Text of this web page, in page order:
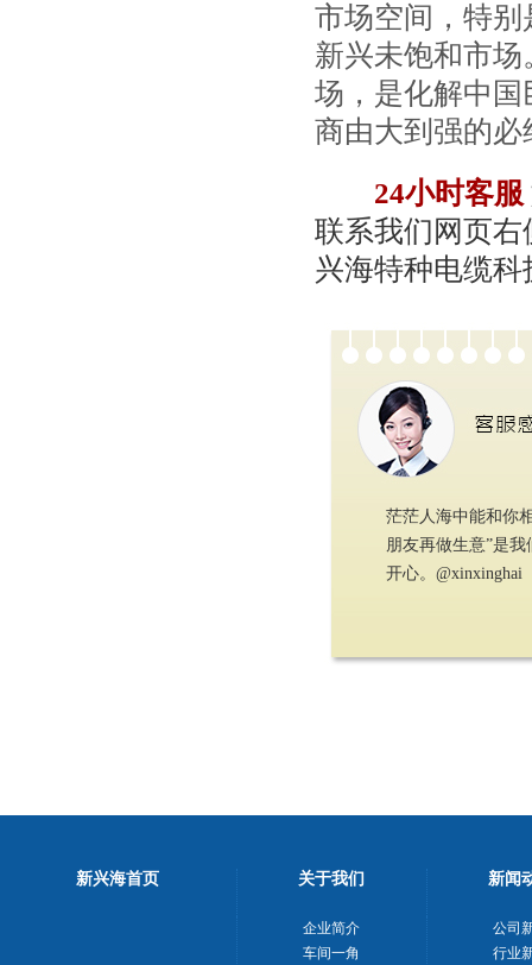
市场空间，特
新兴未饱和市
场，是化解中
商由大到强的必
24小时客服
联系我们网页右
兴海特种电缆
茫茫人海中能和你
朋友再做生意”是
开心。@xinxinghai
新兴海首页 关于我们 新闻
企业简介
车间一角
公司
行业